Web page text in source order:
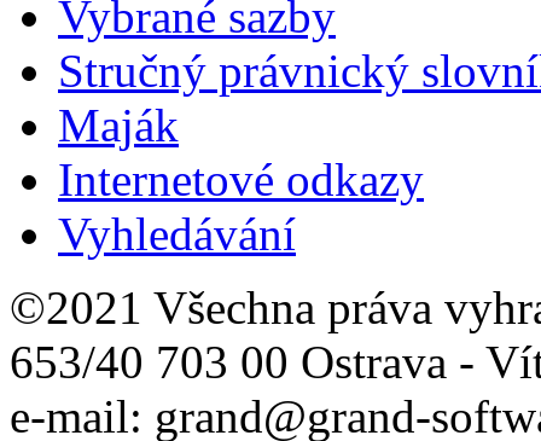
Vybrané sazby
Stručný právnický
Maják
Internetové odkazy
Vyhledávání
©2021 Všechna práva
653/40 703 00 Ostrava -
e-mail: grand@grand-